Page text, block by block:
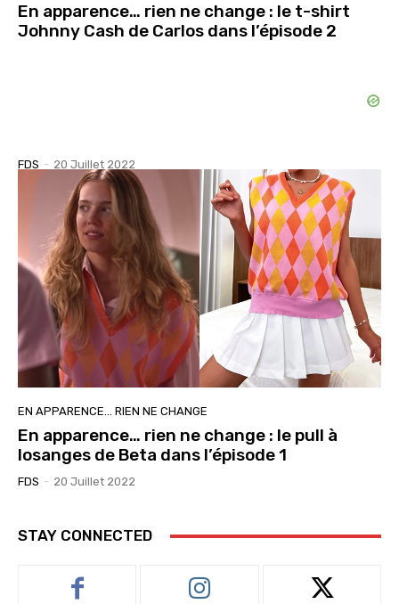
En apparence… rien ne change : le t-shirt
Johnny Cash de Carlos dans l’épisode 2
FDS - 20 Juillet 2022
EN APPARENCE… RIEN NE CHANGE
En apparence… rien ne change : le pull à
losanges de Beta dans l’épisode 1
FDS - 20 Juillet 2022
STAY CONNECTED